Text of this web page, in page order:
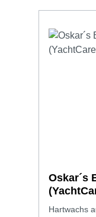
Oskar´s
Hartwachs